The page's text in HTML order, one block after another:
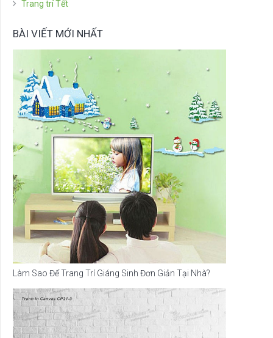
Trang trí Tết
BÀI VIẾT MỚI NHẤT
Làm Sao Để Trang Trí Giáng Sinh Đơn Giản Tại Nhà?